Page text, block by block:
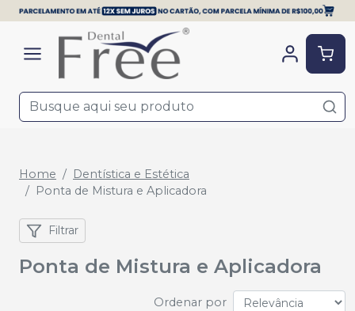
Home
Dentística e Estética
Ponta de Mistura e Aplicadora
Filtrar
Ponta de Mistura e Aplicadora
Ordenar por